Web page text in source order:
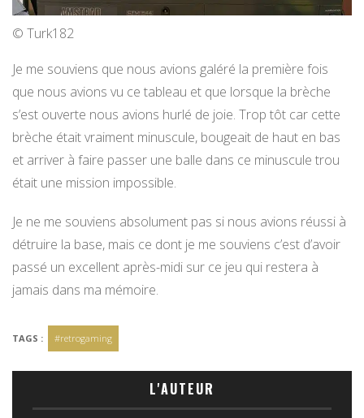
© Turk182
Je me souviens que nous avions galéré la première fois
que nous avions vu ce tableau et que lorsque la brèche
s’est ouverte nous avions hurlé de joie. Trop tôt car cette
brèche était vraiment minuscule, bougeait de haut en bas
et arriver à faire passer une balle dans ce minuscule trou
était une mission impossible.
Je ne me souviens absolument pas si nous avions réussi à
détruire la base, mais ce dont je me souviens c’est d’avoir
passé un excellent après-midi sur ce jeu qui restera à
jamais dans ma mémoire.
TAGS : #retrogaming
L'AUTEUR